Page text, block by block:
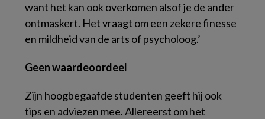
want het kan ook overkomen alsof je de ander
ontmaskert. Het vraagt om een zekere finesse
en mildheid van de arts of psycholoog.’
Geen waardeoordeel
Zijn hoogbegaafde studenten geeft hij ook
tips en adviezen mee. Allereerst om het